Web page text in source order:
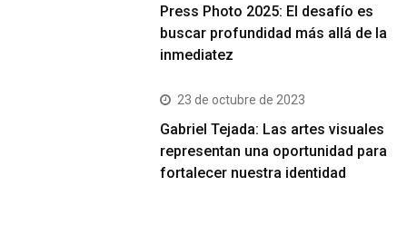
Press Photo 2025: El desafío es
buscar profundidad más allá de la
inmediatez
23 de octubre de 2023
Gabriel Tejada: Las artes visuales
representan una oportunidad para
fortalecer nuestra identidad